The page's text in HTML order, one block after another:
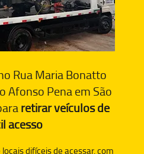
Rua Maria Bonatto
Afonso Pena em São
retirar veículos de
acesso
difíceis de acessar, com